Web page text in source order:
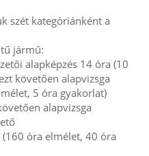
szét kategóriánként a
jármű:
alapképzés 14 óra (10
követően alapvizsga
5 óra gyakorlat)
alapvizsga
óra elmélet, 40 óra